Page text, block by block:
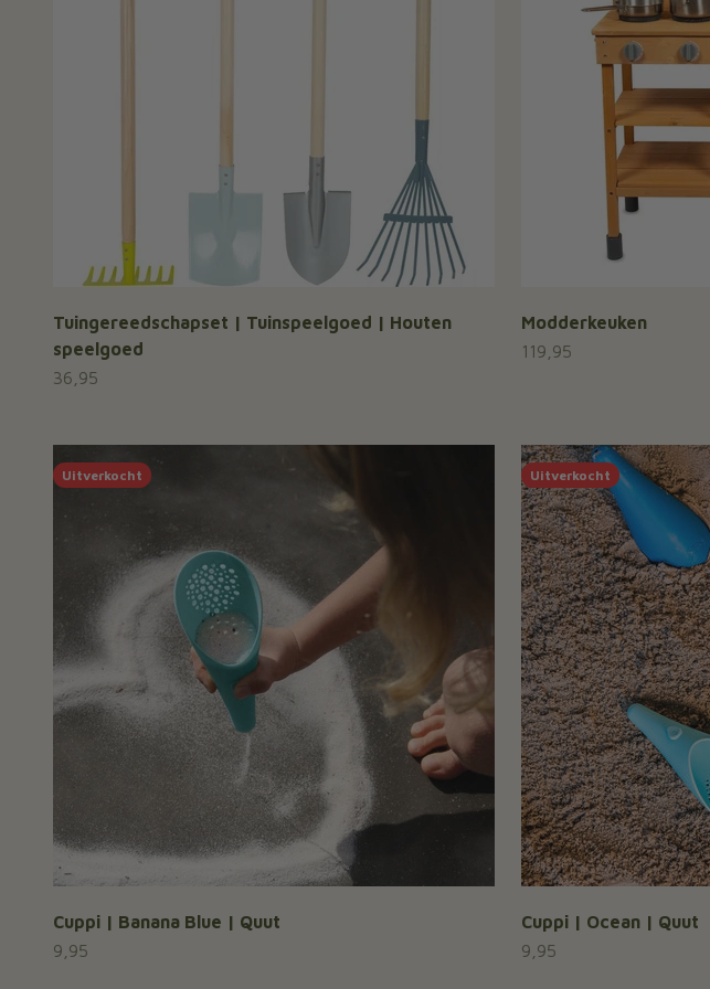
Tuingereedschapset | Tuinspeelgoed | Houten
speelgoed
Aanbiedingsprijs
36,95
Modderkeuken
Aanbiedingsprijs
119,95
Uitverkocht
Cuppi | Banana Blue | Quut
Aanbiedingsprijs
9,95
Uitverkocht
Cuppi | Ocean | Quut
Aanbiedingsprijs
9,95